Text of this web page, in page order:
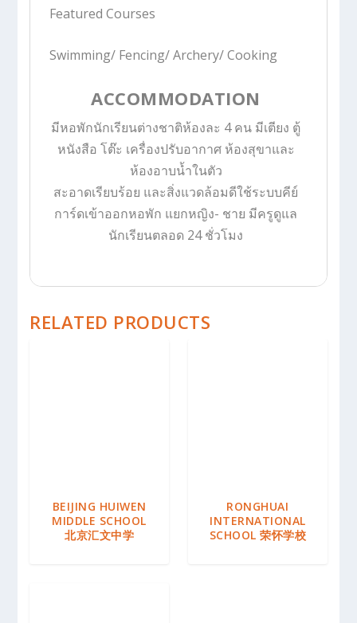
Featured Courses
Swimming/ Fencing/ Archery/ Cooking
ACCOMMODATION
มีหอพักนักเรียนต่างชาติห้องละ 4 คน มีเตียง ตู้
หนังสือ โต๊ะ เครื่องปรับอากาศ ห้องสุขาและ
ห้องอาบนํ้าในตัว
สะอาดเรียบร้อย และสิ่งแวดล้อมดีใช้ระบบคีย์
การ์ดเข้าออกหอพัก แยกหญิง- ชาย มีครูดูแล
นักเรียนตลอด 24 ชั่วโมง
RELATED PRODUCTS
BEIJING HUIWEN
MIDDLE SCHOOL
北京汇文中学
RONGHUAI
INTERNATIONAL
SCHOOL 荣怀学校